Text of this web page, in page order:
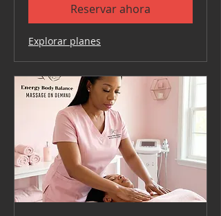
Reservar ahora
Explorar planes